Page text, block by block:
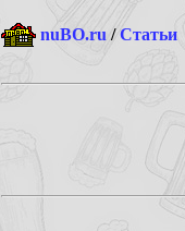
nuBO.ru /Статьи